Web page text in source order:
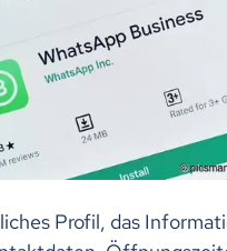
Profil, das